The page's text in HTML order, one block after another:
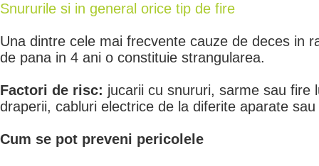
Snururile si in general orice tip de fire
Una dintre cele mai frecvente cauze de deces in
de pana in 4 ani o constituie strangularea.
Factori de risc: jucarii cu snururi, sarme sau fire
draperii, cabluri electrice de la diferite aparate
Cum se pot preveni pericolele